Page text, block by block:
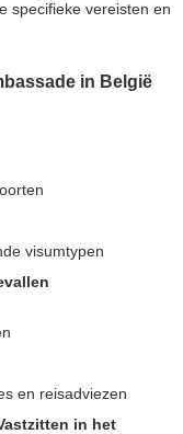
specifieke vereisten en
in België
visumtypen
en reisadviezen
in het